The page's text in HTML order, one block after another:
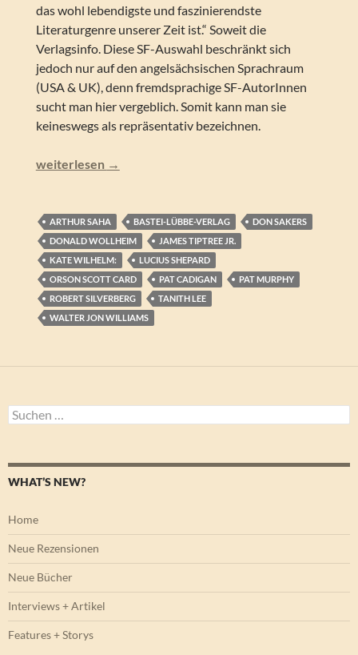
das wohl lebendigste und faszinierendste
Literaturgenre unserer Zeit ist.“ Soweit die
Verlagsinfo. Diese SF-Auswahl beschränkt sich
jedoch nur auf den angelsächsischen Sprachraum
(USA & UK), denn fremdsprachige SF-AutorInnen
sucht man hier vergeblich. Somit kann man sie
keineswegs als repräsentativ bezeichnen.
Donald Wollheim & Arthur Saha (Hg.) – World’s Best SF
weiterlesen →
ARTHUR SAHA BASTEI-LÜBBE-VERLAG
DON SAKERS
DONALD WOLLHEIM
JAMES TIPTREE JR.
KATE WILHELM:
LUCIUS SHEPARD
ORSON SCOTT CARD
PAT CADIGAN
PAT MURPHY
ROBERT SILVERBERG
TANITH LEE
WALTER JON WILLIAMS
Suchen
nach:
WHAT’S NEW?
Home
Neue Rezensionen
Neue Bücher
Interviews + Artikel
Features + Storys